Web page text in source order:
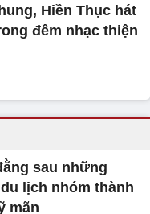
Hiền Thục hát
đêm nhạc thiện
sau những
lịch nhóm thành
mãn